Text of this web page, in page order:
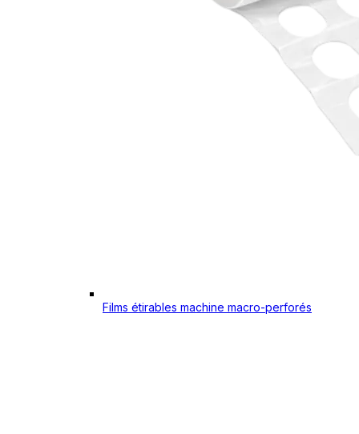
Films étirables machine macro-perforés